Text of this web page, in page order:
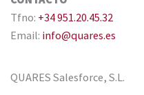
Tfno: +34 951.20.45.32
Email: info@quares.es
QUARES Salesforce, S.L.